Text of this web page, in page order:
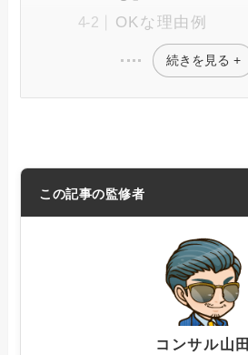
OKな理由例
続きを見る +
この記事の監修者
コンサル山田